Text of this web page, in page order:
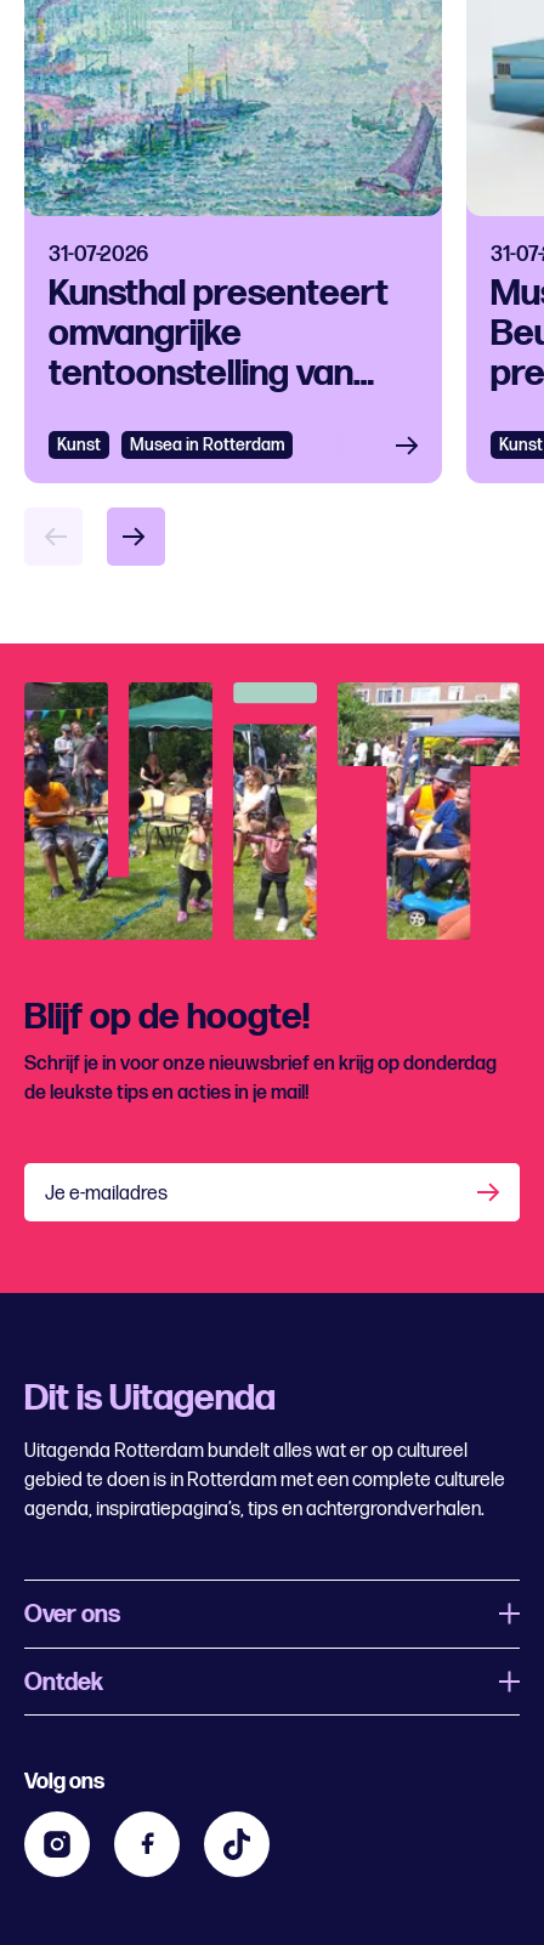
31-07-2026
Kunsthal presenteert
omvangrijke
tentoonstelling van
tijdgenoten
Kunst Musea in Rotterdam
31-
Kunst
Bekijken
Blijf op de hoogte!
Schrijf je in voor onze nieuwsbrief en krijg op donderdag
de leukste tips en acties in je mail!
Je e-mailadres
Dit is Uitagenda
Uitagenda Rotterdam bundelt alles wat er op cultureel
gebied te doen is in Rotterdam met een complete culturele
agenda, inspiratiepagina’s, tips en achtergrondverhalen.
Over ons
Wat is Uitagenda Rotterdam
Contact
Zakelijk
Ontdek
Kids
Volg ons